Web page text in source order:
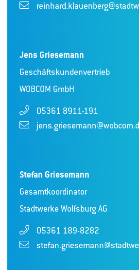
Jens Griesemann
Geschäftskundenvertrieb
WOBCOM GmbH
05361 8911-191
Stefan Griesemann
Gesamtkoordinator
Stadtwerke Wolfsburg AG
05361 189-8282